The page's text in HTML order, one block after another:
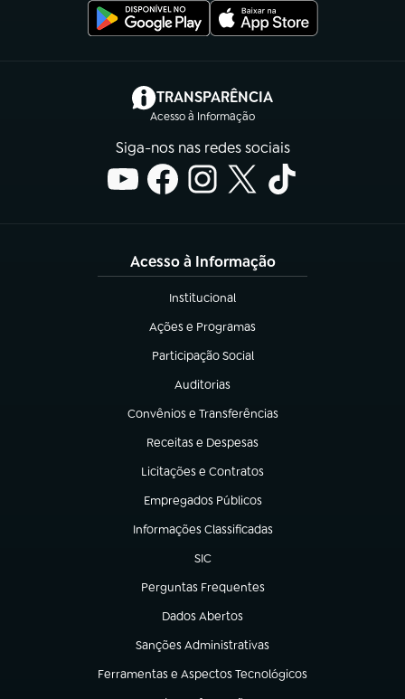
TRANSPARÊNCIA
Acesso à Informação
(abre em nova aba)
Siga-nos nas redes sociais
Acesso à Informação
Institucional
(abre em nova aba)
Ações e Programas
(abre em nova aba)
Participação Social
(abre em nova aba)
Auditorias
(abre em nova aba)
Convênios e Transferências
(abre em nova aba)
Receitas e Despesas
(abre em nova aba)
Licitações e Contratos
(abre em nova aba)
Empregados Públicos
(abre em nova aba)
Informações Classificadas
(abre em nova aba)
SIC
(abre em nova aba)
Perguntas Frequentes
(abre em nova aba)
Dados Abertos
(abre em nova aba)
Sanções Administrativas
(abre em nova aba)
Ferramentas e Aspectos Tecnológicos
(abre em nova aba)